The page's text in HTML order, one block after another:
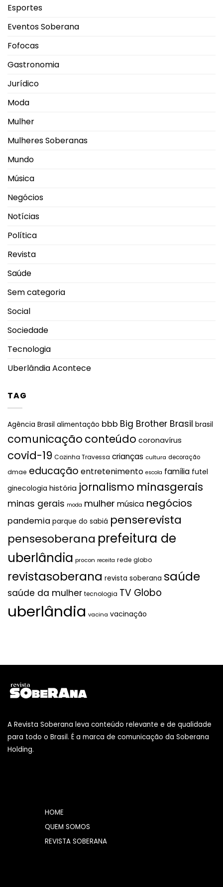
Esportes
Eventos Soberana
Fofocas
Gastronomia
Jurídico
Moda
Mulher
Mulheres Soberanas
Mundo
Música
Negócios
Notícias
Política
Revista
Saúde
Sem categoria
Social
Sociedade
Tecnologia
Uberlândia Acontece
TAG
Agência Brasil alimentação bbb Big Brother Brasil brasil
comunicação conteúdo coronavírus
covid-19 Cozinha Travessa crianças cultura decoração
dmae educação entretenimento escola família futel
ginecologia história jornalismo minasgerais
minas gerais moda mulher música negócios
pandemia parque do sabiá penserevista
pensesoberana prefeitura de
uberlândia procon receita rede globo
revistasoberana revista soberana saúde
saúde da mulher tecnologia TV Globo
uberlândia vacina vacinação
A Revista Soberana leva conteúdo relevante e de qualidade
para todo o Brasil. É a marca de comunicação da Soberana
Holding.
HOME
QUEM SOMOS
REVISTA SOBERANA